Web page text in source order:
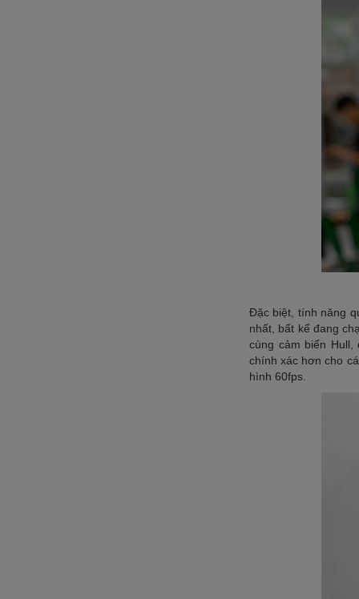
Đặc biệt, tính năng
nhất, bất kể đang
cùng cảm biến
chính xác hơn cho
hình 60fps.